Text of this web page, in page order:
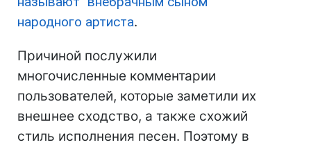
народного артиста.
Причиной послужили
многочисленные комментарии
пользователей, которые заметили их
внешнее сходство, а также схожий
стиль исполнения песен. Поэтому в